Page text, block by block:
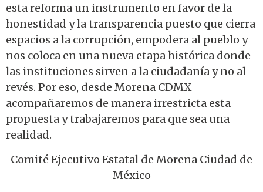
esta reforma un instrumento en favor de la
honestidad y la transparencia puesto que cierra
espacios a la corrupción, empodera al pueblo y
nos coloca en una nueva etapa histórica donde
las instituciones sirven a la ciudadanía y no al
revés. Por eso, desde Morena CDMX
acompañaremos de manera irrestricta esta
propuesta y trabajaremos para que sea una
realidad.
Comité Ejecutivo Estatal de Morena Ciudad de
México